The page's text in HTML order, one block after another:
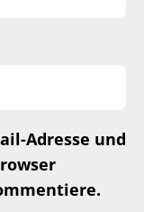
Adresse und